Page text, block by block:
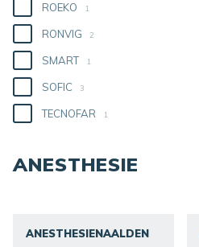
ROEKO 1
RONVIG 2
SMART 1
SOFIC 3
TECNOFAR 1
ANESTHESIE
ANESTHESIENAALDEN